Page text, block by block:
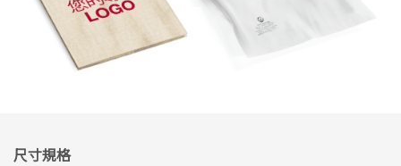
尺寸規格